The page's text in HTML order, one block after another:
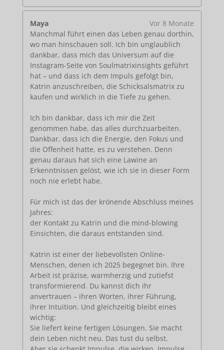
Maya
Vor 8 Monate
Manchmal führt einen das Leben genau dorthin,
wo man hinschauen soll. Ich bin unglaublich
dankbar, dass mich das Universum auf die
Instagram-Seite von Soulmatrixinsights geführt
hat – und dass ich dem Impuls gefolgt bin,
Katrin anzuschreiben, die Schicksalsmatrix zu
kaufen und wirklich in die Tiefe zu gehen.
Ich bin dankbar, dass ich mir die Zeit
genommen habe, das alles durchzuarbeiten.
Dankbar, dass ich die Energie, den Fokus und
die Offenheit hatte, es zu verstehen. Denn
genau daraus hat sich eine Lawine an
Erkenntnissen gelöst, wie ich sie in dieser Form
noch nie erlebt habe.
Für mich ist das der krönende Abschluss meines
Jahres:
der Kontakt zu Katrin und die mind-blowing
Einsichten, die daraus entstanden sind.
Katrin ist einer der liebevollsten Online-
Menschen, denen ich 2025 begegnet bin. Ihre
Arbeit ist präzise, warmherzig und zutiefst
transformierend. Du kannst dich ihr
anvertrauen – ihren Worten, ihrer Führung,
ihrer Intuition. Und gleichzeitig bleibt eines
wichtig:
Sie liefert keine fertigen Lösungen. Sie macht
dein Leben nicht neu. Das tust du selbst.